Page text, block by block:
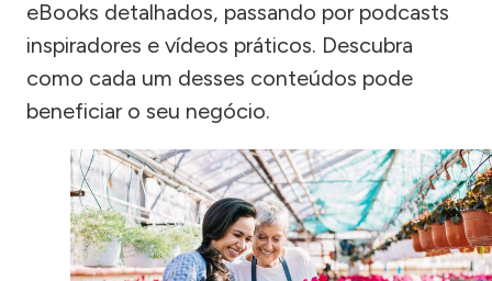
eBooks detalhados, passando por podcasts
inspiradores e vídeos práticos. Descubra
como cada um desses conteúdos pode
beneficiar o seu negócio.